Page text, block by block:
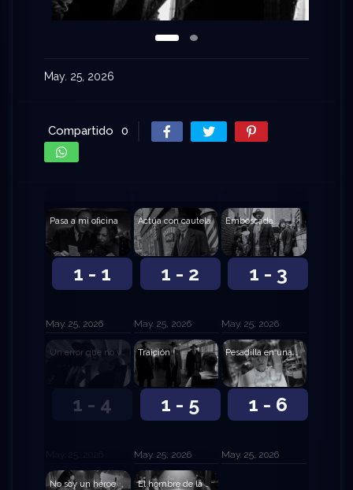
May. 25, 2026
Compartido 0
1 - 1
Pasa a mi oficina
May. 25, 2026
1 - 2
Actúa con cautela
May. 25, 2026
1 - 3
Emboscada
May. 25, 2026
1 - 4
Un error que no volveré a cometer
1 - 5
Traición
May. 25, 2026
1 - 6
Pesadilla en una camilla
May. 25, 2026
No soy un héroe El hombre de la máscara